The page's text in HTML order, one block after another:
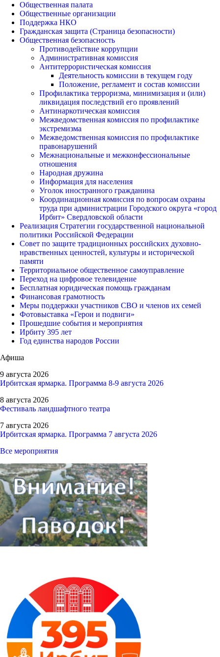
Общественная палата
Общественные организации
Поддержка НКО
Гражданская защита (Страница безопасности)
Общественная безопасность
Противодействие коррупции
Административная комиссия
Антитеррористическая комиссия
Деятельность комиссии в текущем году
Положение, регламент и состав комиссии
Профилактика терроризма, минимизация и (или)
ликвидация последствий его проявлений
Антинаркотическая комиссия
Межведомственная комиссия по профилактике
экстремизма
Межведомственная комиссия по профилактике
правонарушений
Межнациональные и межконфессиональные
отношения
Народная дружина
Информация для населения
Уголок иностранного гражданина
Координационная комиссия по вопросам охраны
труда при администрации Городского округа «город
Ирбит» Свердловской области
Реализация Стратегии государственной национальной
политики Российской Федерации
Совет по защите традиционных российских духовно-
нравственных ценностей, культуры и исторической
памяти
Территориальное общественное самоуправление
Переход на цифровое телевидение
Бесплатная юридическая помощь гражданам
Финансовая грамотность
Меры поддержки участников СВО и членов их семей
Фотовыставка «Герои и подвиги»
Прошедшие события и мероприятия
Ирбиту 395 лет
Год единства народов России
Афиша
9 августа 2026
Ирбитская ярмарка. Программа 8-9 августа 2026
8 августа 2026
Фестиваль ландшафтного театра
7 августа 2026
Ирбитская ярмарка. Программа 7 августа 2026
Все мероприятия